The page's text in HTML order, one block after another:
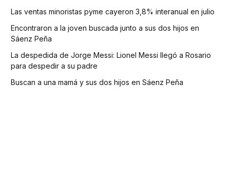
Las ventas minoristas pyme cayeron 3,8% interanual en julio
Encontraron a la joven buscada junto a sus dos hijos en
Sáenz Peña
La despedida de Jorge Messi: Lionel Messi llegó a Rosario
para despedir a su padre
Buscan a una mamá y sus dos hijos en Sáenz Peña